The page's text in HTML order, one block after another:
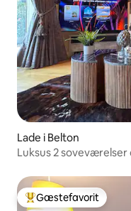
Lade i Belton
Luksus 2
Bedste gæstefavorit
Gæstefavorit